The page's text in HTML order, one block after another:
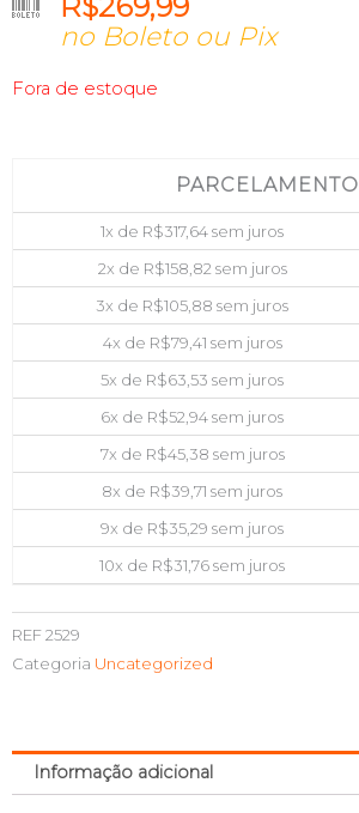
no Boleto ou Pix
Fora de estoque
PARCELAMENTO
1x de R$317,64sem juros
2x de R$158,82 sem juros
3x de R$105,88 sem juros
4x de R$79,41 sem juros
5x de R$63,53 sem juros
6x de R$52,94sem juros
7x de R$45,38 sem juros
8x de R$39,71 sem juros
9x de R$35,29 sem juros
10x de R$31,76sem juros
REF2529
Categoria Uncategorized
Informação adicional